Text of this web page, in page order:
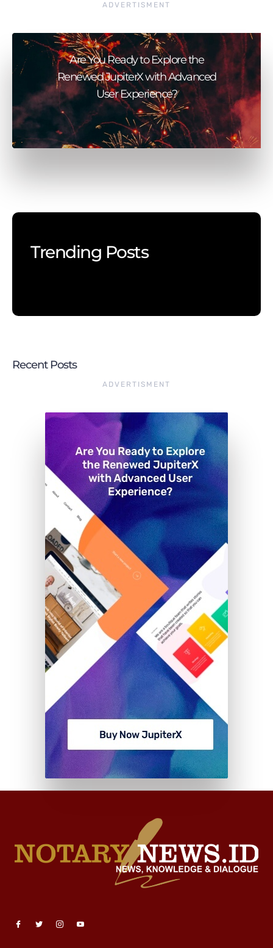
ADVERTISMENT
Are You Ready to Explore the
Renewed JupiterX with Advanced
User Experience?
Trending Posts
Recent Posts
ADVERTISMENT